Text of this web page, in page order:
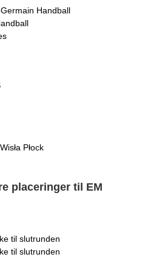
Handball
Płock
placeringer til EM
til slutrunden
til slutrunden